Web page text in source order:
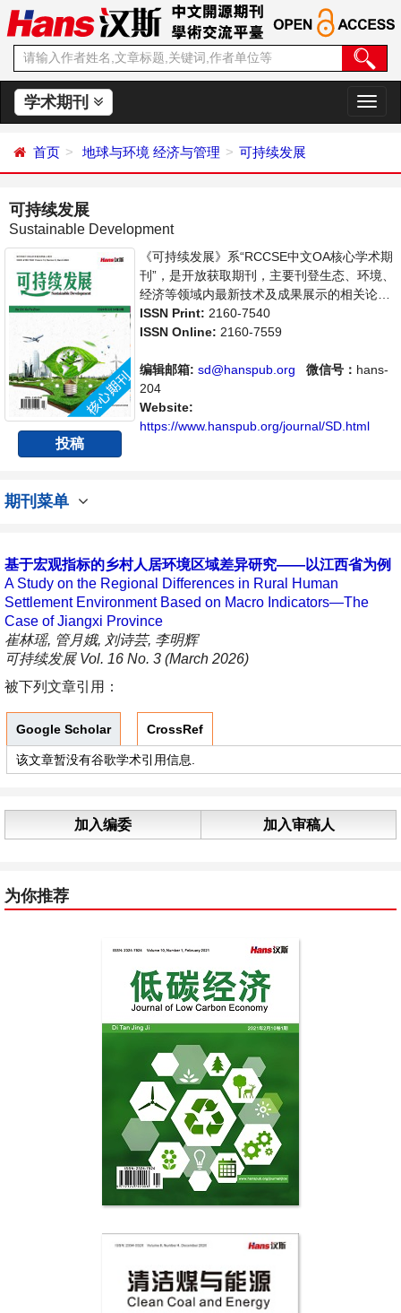
学术期刊
切
换
首页 地球与环境 经济与管理 可持续发展
可持续发展
Sustainable Development
投稿
《可持续发展》系“RCCSE中文OA核心学术期
刊”，是开放获取期刊，主要刊登生态、环境、
经济等领域内最新技术及成果展示的相关论
文。本刊支持思想创新、学术创新，倡导科
学，繁荣学术，集学术性、思想性为一体，旨
供一个传播、分享和讨论该领域内不同方向问
题与发展的交流平台。
ISSN Print: 2160-7540
ISSN Online: 2160-7559
编辑邮箱: sd@hanspub.org 微信号： hans-
204
Website:
https://www.hanspub.org/journal/SD.html
期刊菜单
基于宏观指标的乡村人居环境区域差异研究——以江西省为例
A Study on the Regional Differences in Rural Human
Settlement Environment Based on Macro Indicators—The
Case of Jiangxi Province
崔林瑶, 管月娥, 刘诗芸, 李明辉
可持续发展 Vol. 16 No. 3 (March 2026)
被下列文章引用：
Google Scholar CrossRef
该文章暂没有谷歌学术引用信息.
加入编委 加入审稿人
为你推荐